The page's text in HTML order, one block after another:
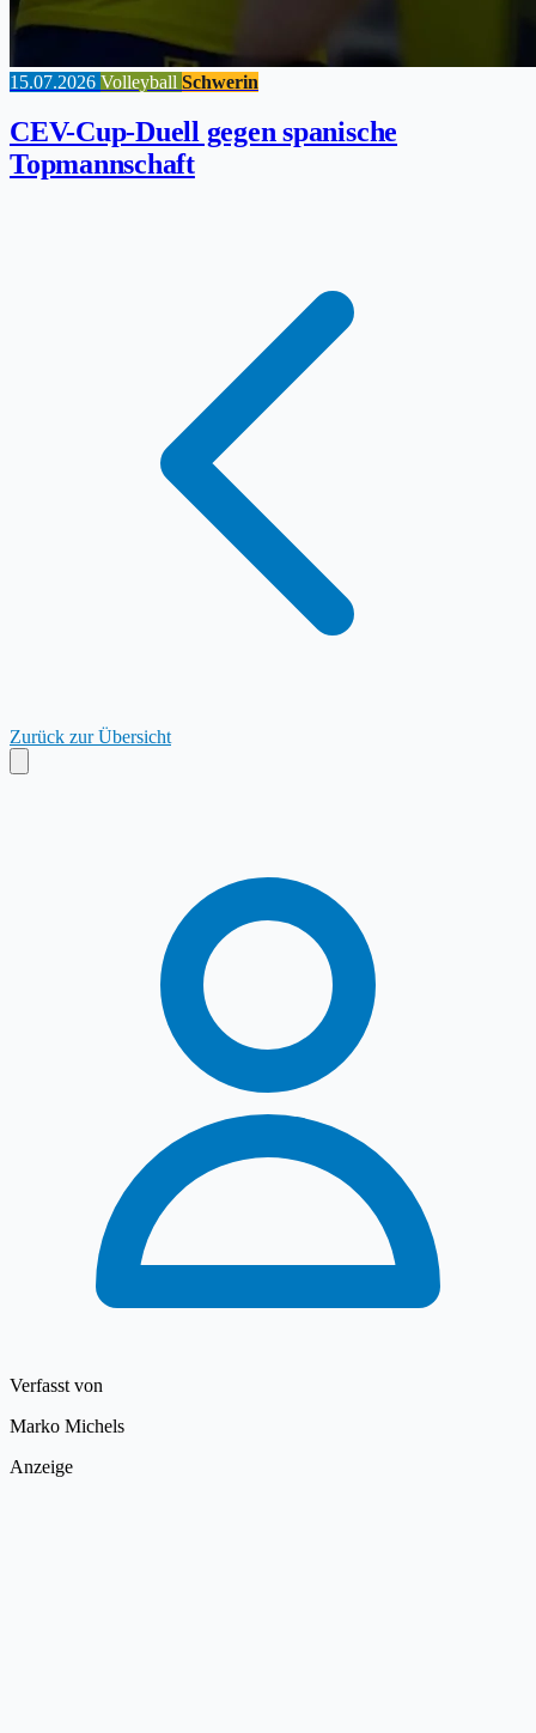
15.07.2026 Volleyball Schwerin
CEV-Cup-Duell gegen spanische
Topmannschaft
Zurück zur Übersicht
Verfasst von
Marko Michels
Anzeige